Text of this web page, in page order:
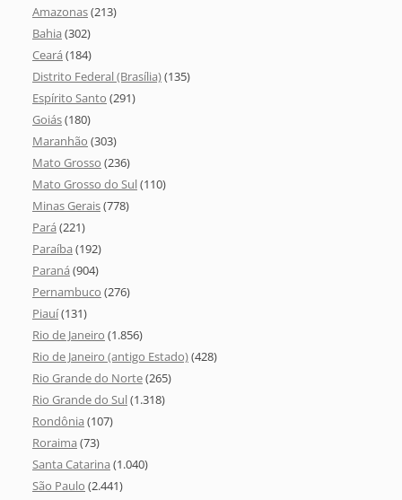
Amazonas(213)
Bahia (302)
Ceará (184)
Distrito Federal (Brasília)(135)
Espírito Santo (291)
Goiás(180)
Maranhão (303)
Mato Grosso (236)
Mato Grosso do Sul(110)
Minas Gerais(778)
Pará (221)
Paraíba (192)
Paraná (904)
Pernambuco (276)
Piauí(131)
Rio de Janeiro (1.856)
Rio de Janeiro (antigo Estado)(428)
Rio Grande do Norte(265)
Rio Grande do Sul(1.318)
Rondônia (107)
Roraima (73)
Santa Catarina (1.040)
São Paulo (2.441)